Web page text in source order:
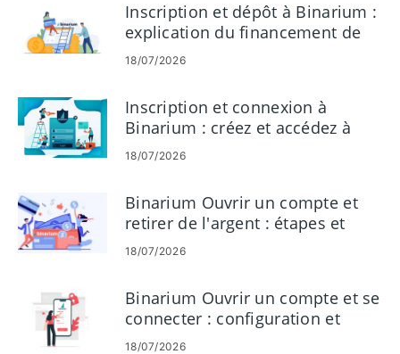
Inscription et dépôt à Binarium :
explication du financement de
votre compte
18/07/2026
Inscription et connexion à
Binarium : créez et accédez à
votre compte
18/07/2026
Binarium Ouvrir un compte et
retirer de l'argent : étapes et
règles de paiement
18/07/2026
Binarium Ouvrir un compte et se
connecter : configuration et
accès au compte
18/07/2026